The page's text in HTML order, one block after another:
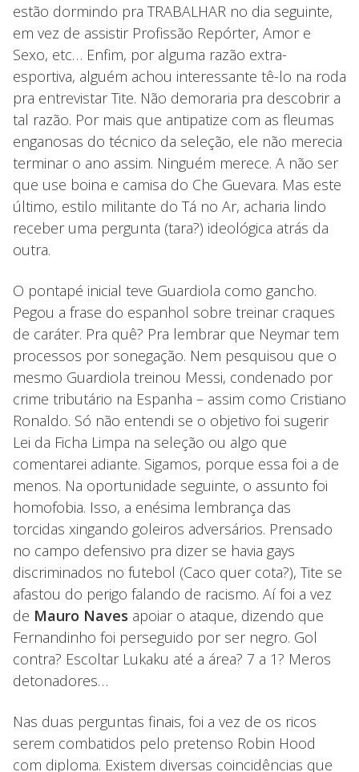
estão dormindo pra TRABALHAR no dia seguinte,
em vez de assistir Profissão Repórter, Amor e
Sexo, etc… Enfim, por alguma razão extra-
esportiva, alguém achou interessante tê-lo na roda
pra entrevistar Tite. Não demoraria pra descobrir a
tal razão. Por mais que antipatize com as fleumas
enganosas do técnico da seleção, ele não merecia
terminar o ano assim. Ninguém merece. A não ser
que use boina e camisa do Che Guevara. Mas este
último, estilo militante do Tá no Ar, acharia lindo
receber uma pergunta (tara?) ideológica atrás da
outra.
O pontapé inicial teve Guardiola como gancho.
Pegou a frase do espanhol sobre treinar craques
de caráter. Pra quê? Pra lembrar que Neymar tem
processos por sonegação. Nem pesquisou que o
mesmo Guardiola treinou Messi, condenado por
crime tributário na Espanha – assim como Cristiano
Ronaldo. Só não entendi se o objetivo foi sugerir
Lei da Ficha Limpa na seleção ou algo que
comentarei adiante. Sigamos, porque essa foi a de
menos. Na oportunidade seguinte, o assunto foi
homofobia. Isso, a enésima lembrança das
torcidas xingando goleiros adversários. Prensado
no campo defensivo pra dizer se havia gays
discriminados no futebol (Caco quer cota?), Tite se
afastou do perigo falando de racismo. Aí foi a vez
de Mauro Naves apoiar o ataque, dizendo que
Fernandinho foi perseguido por ser negro. Gol
contra? Escoltar Lukaku até a área? 7 a 1? Meros
detonadores…
Nas duas perguntas finais, foi a vez de os ricos
serem combatidos pelo pretenso Robin Hood
com diploma. Existem diversas coincidências que